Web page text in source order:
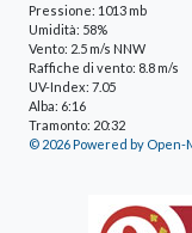
Pressione: 1013 mb
Umidità: 58%
Vento: 2.5 m/s NNW
Raffiche di vento: 8.8 m/s
UV-Index: 7.05
Alba: 6:16
Tramonto: 20:32
© 2026 Powered by Open-